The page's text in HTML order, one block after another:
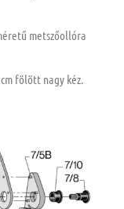
metszőollóra
cm fölött nagy kéz.